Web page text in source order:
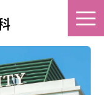
アクセス